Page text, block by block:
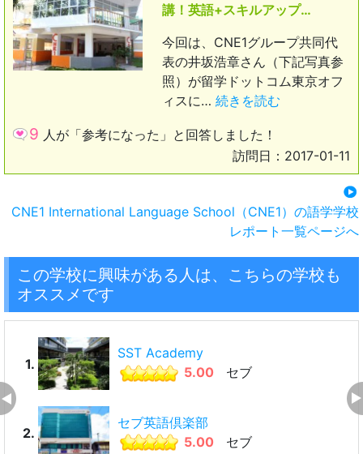
講！英語+スキルアップ…
今回は、CNE1グループ共同代
表の井坂浩章さん（下記写真参
照）が留学ドットコム東京オフ
ィスに… 続きを読む
9 人が「参考になった」と回答しました！
訪問日：2017-01-11
CNE1 International Language School（CNE1）の語学学校
レポート一覧ページへ
この学校に興味がある人は、こちらの学校も
オススメです
1.
SST Academy
5.00
セブ
2.
セブ英語倶楽部
5.00
セブ